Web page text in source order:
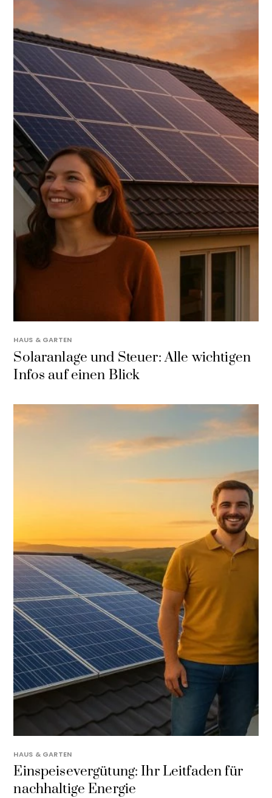
HAUS & GARTEN
Solaranlage und Steuer: Alle wichtigen
Infos auf einen Blick
HAUS & GARTEN
Einspeisevergütung: Ihr Leitfaden für
nachhaltige Energie